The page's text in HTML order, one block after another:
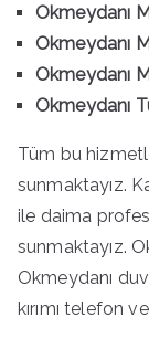
Okmeydanı
Okmeydanı
Okmeydanı
Okmeydanı
Tüm bu
sunmaktayız.
ile daima
sunmaktayız.
Okmeydanı
kırımı telefon